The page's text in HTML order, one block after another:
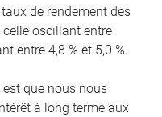
de rendement des
oscillant entre
entre 4,8 % et 5,0 %.
est que nous nous
à long terme aux